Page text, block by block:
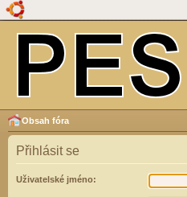
Obsah fóra
Přihlásit se
Uživatelské jméno: